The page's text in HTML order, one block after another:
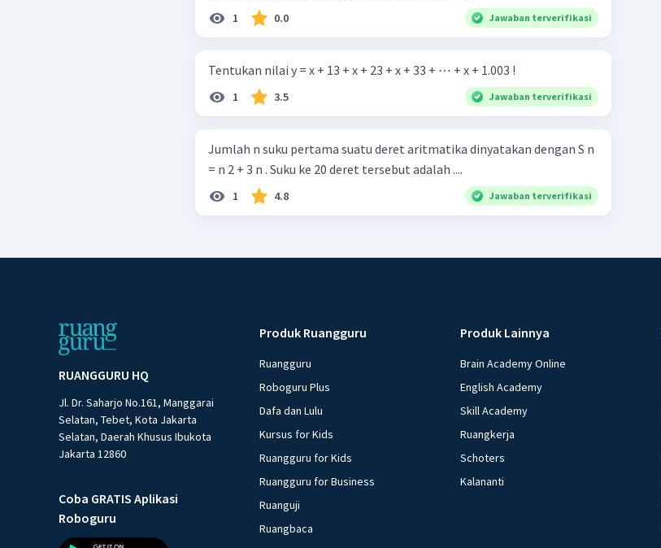
1 0.0 Jawaban terverifikasi
Tentukan nilai y = x + 13 + x + 23 + x + 33 + ⋯ + x + 1.003 !
1 3.5 Jawaban terverifikasi
Jumlah n suku pertama suatu deret aritmatika dinyatakan dengan S n ​
= n 2 + 3 n . Suku ke 20 deret tersebut adalah ....
1 4.8 Jawaban terverifikasi
RUANGGURU HQ
Jl. Dr. Saharjo No.161, Manggarai
Selatan, Tebet, Kota Jakarta
Selatan, Daerah Khusus Ibukota
Jakarta 12860
Coba GRATIS Aplikasi
Roboguru
Produk Ruangguru
Ruangguru
Roboguru Plus
Dafa dan Lulu
Kursus for Kids
Ruangguru for Kids
Ruangguru for Business
Ruanguji
Ruangbaca
Produk Lainnya
Brain Academy Online
English Academy
Skill Academy
Ruangkerja
Schoters
Kalananti